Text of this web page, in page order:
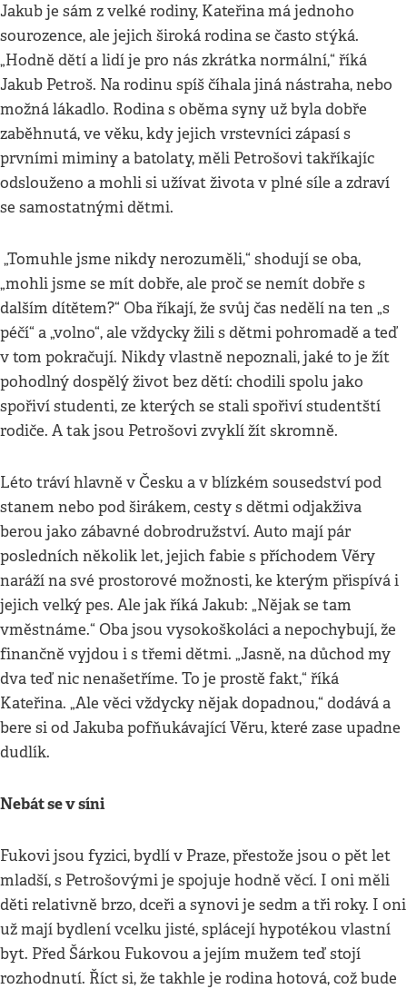
Jakub je sám z velké rodiny, Kateřina má jednoho
sourozence, ale jejich široká rodina se často stýká.
„Hodně dětí a lidí je pro nás zkrátka normální,“ říká
Jakub Petroš. Na rodinu spíš číhala jiná nástraha, nebo
možná lákadlo. Rodina s oběma syny už byla dobře
zaběhnutá, ve věku, kdy jejich vrstevníci zápasí s
prvními miminy a batolaty, měli Petrošovi takříkajíc
odslouženo a mohli si užívat života v plné síle a zdraví
se samostatnými dětmi.
„Tomuhle jsme nikdy nerozuměli,“ shodují se oba,
„mohli jsme se mít dobře, ale proč se nemít dobře s
dalším dítětem?“ Oba říkají, že svůj čas nedělí na ten „s
péčí“ a „volno“, ale vždycky žili s dětmi pohromadě a teď
v tom pokračují. Nikdy vlastně nepoznali, jaké to je žít
pohodlný dospělý život bez dětí: chodili spolu jako
spořiví studenti, ze kterých se stali spořiví studentští
rodiče. A tak jsou Petrošovi zvyklí žít skromně.
Léto tráví hlavně v Česku a v blízkém sousedství pod
stanem nebo pod širákem, cesty s dětmi odjakživa
berou jako zábavné dobrodružství. Auto mají pár
posledních několik let, jejich fabie s příchodem Věry
naráží na své prostorové možnosti, ke kterým přispívá i
jejich velký pes. Ale jak říká Jakub: „Nějak se tam
vměstnáme.“ Oba jsou vysokoškoláci a nepochybují, že
finančně vyjdou i s třemi dětmi. „Jasně, na důchod my
dva teď nic nenašetříme. To je prostě fakt,“ říká
Kateřina. „Ale věci vždycky nějak dopadnou,“ dodává a
bere si od Jakuba pofňukávající Věru, které zase upadne
dudlík.
Nebát se v síni
Fukovi jsou fyzici, bydlí v Praze, přestože jsou o pět let
mladší, s Petrošovými je spojuje hodně věcí. I oni měli
děti relativně brzo, dceři a synovi je sedm a tři roky. I oni
už mají bydlení vcelku jisté, splácejí hypotékou vlastní
byt. Před Šárkou Fukovou a jejím mužem teď stojí
rozhodnutí. Říct si, že takhle je rodina hotová, což bude